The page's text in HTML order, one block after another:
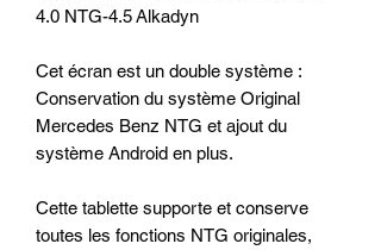
4.0 NTG-4.5 Alkadyn
Cet écran est un double système :
Conservation du système Original
Mercedes Benz NTG et ajout du
système Android en plus.
Cette tablette supporte et conserve
toutes les fonctions NTG originales,